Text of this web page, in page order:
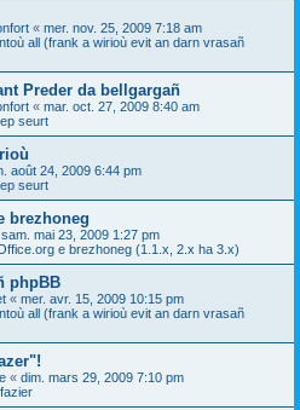
« mer. nov. 25, 2009 7:18 am
all (frank a wirioù evit an darn vrasañ
Preder da bellgargañ
« mar. oct. 27, 2009 8:40 am
seurt
août 24, 2009 6:44 pm
seurt
brezhoneg
sam. mai 23, 2009 1:27 pm
e brezhoneg (1.1.x, 2.x ha 3.x)
phpBB
« mer. avr. 15, 2009 10:15 pm
all (frank a wirioù evit an darn vrasañ
« dim. mars 29, 2009 7:10 pm